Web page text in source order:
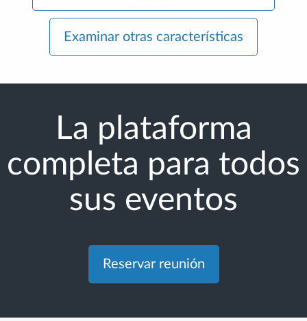
Examinar otras características
La plataforma
completa para todos
sus eventos
Reservar reunión